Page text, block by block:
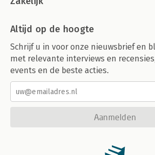
Altijd op de hoogte
Schrijf u in voor onze nieuwsbrief en
met relevante interviews en
events en de beste acties.
Aanmelden